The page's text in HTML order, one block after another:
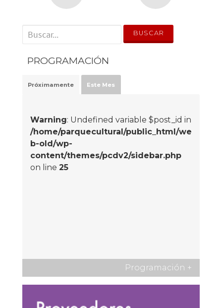
' . __('Search for:') . '
PROGRAMACIÓN
Próximamente Este Mes
Warning: Undefined variable $post_id in
/home/parquecultural/public_html/we
b-old/wp-
content/themes/pcdv2/sidebar.php
on line 25
Programación +